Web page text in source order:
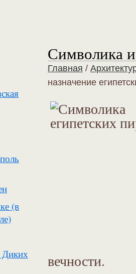
(в
Диких
Символика
Главная /
назначение
вечности.